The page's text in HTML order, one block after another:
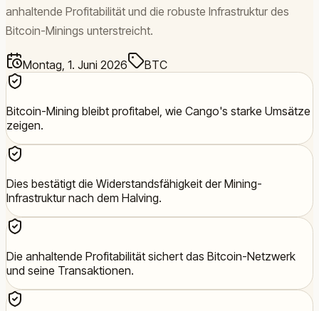
anhaltende Profitabilität und die robuste Infrastruktur des
Bitcoin-Minings unterstreicht.
Montag, 1. Juni 2026 BTC
Bitcoin-Mining bleibt profitabel, wie Cango's starke Umsätze
zeigen.
Dies bestätigt die Widerstandsfähigkeit der Mining-
Infrastruktur nach dem Halving.
Die anhaltende Profitabilität sichert das Bitcoin-Netzwerk
und seine Transaktionen.